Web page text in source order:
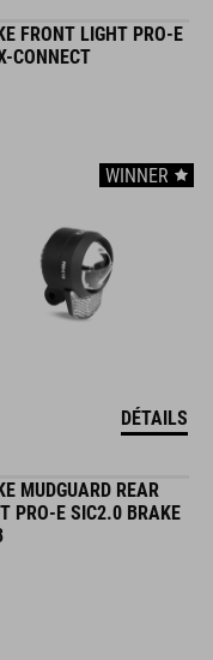
FRONT LIGHT PRO-E
CONNECT
WINNER
DÉTAILS
MUDGUARD REAR
PRO-E SIC2.0 BRAKE